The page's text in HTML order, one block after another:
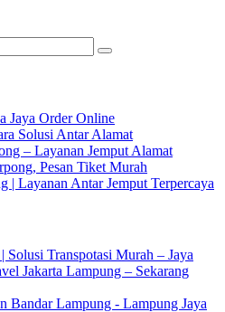
Jaya Order Online
Solusi Antar Alamat
– Layanan Jemput Alamat
Pesan Tiket Murah
| Layanan Antar Jemput Terpercaya
Transpotasi Murah – Jaya
Jakarta Lampung – Sekarang
Bandar Lampung - Lampung Jaya